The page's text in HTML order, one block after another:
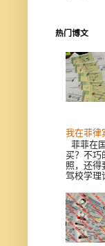
热门博文
我在菲律
菲菲在
买？不巧
照，还得
驾校学